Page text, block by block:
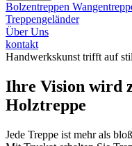
Bolzentreppen
Treppengeländer
Über Uns
kontakt
Handwerkskunst trifft auf
Ihre Vision wird
Holztreppe
Jede Treppe ist mehr als